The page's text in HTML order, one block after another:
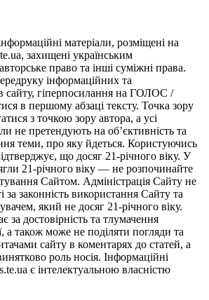
матеріали, розміщені на
захищені українським
право та інші суміжні права.
інформаційних та
сайту, гіперпосилання на ГОЛОС /
в першому абзаці тексту. Точка зору
з точкою зору автора, а усі
не претендують на об’єктивність та
теми, про яку йдеться. Користуючись
що досяг 21-річного віку. У
21-річного віку — не розпочинайте
Сайтом. Адміністрація Сайту не
за законність використання Сайту та
який не досяг 21-річного віку.
за достовірність та тлумачення
а також може не поділяти погляди та
сайту в коментарях до статей, а
роль носія. Інформаційні
є інтелектуальною власністю